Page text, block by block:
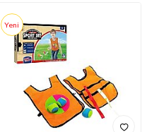
Yeni